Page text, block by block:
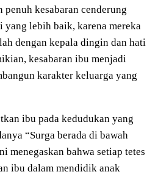
kesabaran cenderung
lebih baik, karena mereka
dengan kepala dingin dan hati
kesabaran ibu menjadi
karakter keluarga yang
ibu pada kedudukan yang
“Surga berada di bawah
menegaskan bahwa setiap tetes
ibu dalam mendidik anak